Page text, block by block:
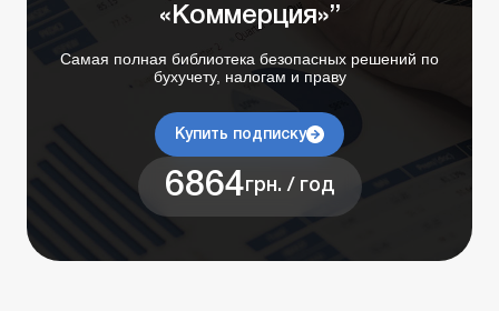
«Коммерция»”
Самая полная библиотека безопасных решений по
бухучету, налогам и праву
Купить подписку
6864грн. / год